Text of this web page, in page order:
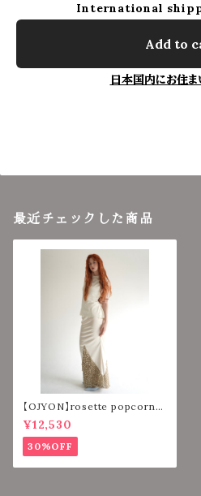
International
Add to
日本国内にお住
最近チェックした商品
【OJYON】rosette popcorn
mermaid skirt 【IVORY】
¥12,530
30%OFF